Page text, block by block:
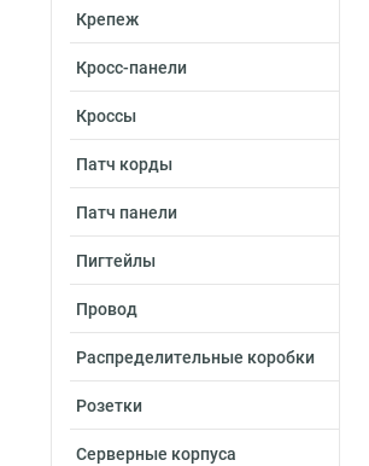
Крепеж
Кросс-панели
Кроссы
Патч корды
Патч панели
Пигтейлы
Провод
Распределительные коробки
Розетки
Серверные корпуса